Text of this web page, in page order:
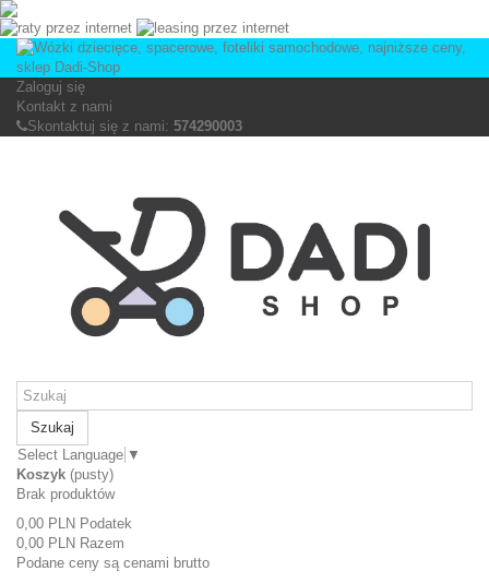
Zaloguj się
Kontakt z nami
Skontaktuj się z nami: 574290003
Szukaj
Select Language ▼
Koszyk (pusty)
Brak produktów
0,00 PLN Podatek
0,00 PLN Razem
Podane ceny są cenami brutto